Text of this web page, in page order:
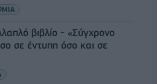
βιβλίο - «Σύγχρονο
σε έντυπη όσο και σε